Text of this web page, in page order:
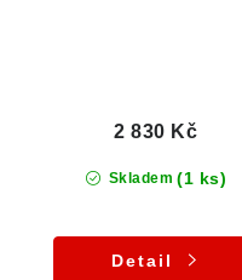
Skladem (1 ks)
2 830 Kč
Detail